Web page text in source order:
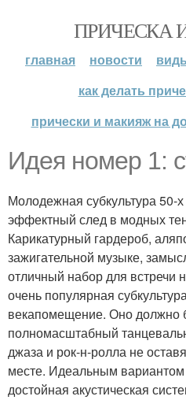
ПРИЧЕСКА
главная новости
как делать
прически и макияж на
Идея номер 1:
Молодежная субкультура 50-
эффектный след в модных
Карикатурный гардероб,
зажигательной музыке,
отличный набор для встречи
очень популярная
векапомещение. Оно должно
полномасштабный
джаза и рок-н-ролла не
месте. Идеальным
достойная акустическая